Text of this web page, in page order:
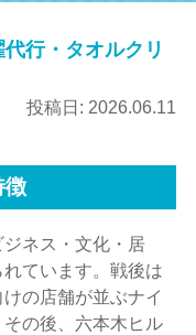
行・タオルクリ
投稿日: 2026.06.11
徴
ネス・文化・居
ています。戦後は
の店舗が並ぶナイ
その後、六本木ヒル